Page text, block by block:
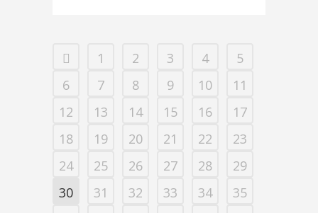
1 2 3 4
5
6
7 8 9 10
11
12
13 14 15 16
17
18
19 20 21 22
23
24
25 26 27 28
29
30
31 32 33 34
35